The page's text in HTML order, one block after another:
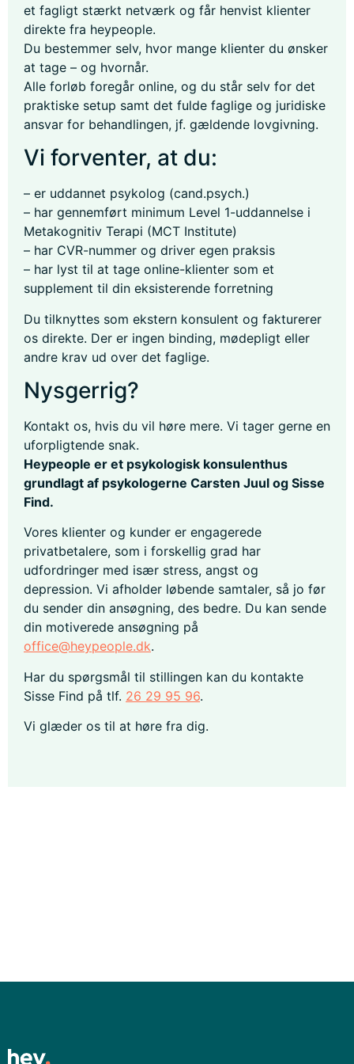
et fagligt stærkt netværk og får henvist klienter
direkte fra heypeople.
Du bestemmer selv, hvor mange klienter du ønsker
at tage – og hvornår.
Alle forløb foregår online, og du står selv for det
praktiske setup samt det fulde faglige og juridiske
ansvar for behandlingen, jf. gældende lovgivning.
Vi forventer, at du:
– er uddannet psykolog (cand.psych.)
– har gennemført minimum Level 1-uddannelse i
Metakognitiv Terapi (MCT Institute)
– har CVR-nummer og driver egen praksis
– har lyst til at tage online-klienter som et
supplement til din eksisterende forretning
Du tilknyttes som ekstern konsulent og fakturerer
os direkte. Der er ingen binding, mødepligt eller
andre krav ud over det faglige.
Nysgerrig?
Kontakt os, hvis du vil høre mere. Vi tager gerne en
uforpligtende snak.
Heypeople er et psykologisk konsulenthus
grundlagt af psykologerne Carsten Juul og Sisse
Find.
Vores klienter og kunder er engagerede
privatbetalere, som i forskellig grad har
udfordringer med især stress, angst og
depression. Vi afholder løbende samtaler, så jo før
du sender din ansøgning, des bedre. Du kan sende
din motiverede ansøgning på
office@heypeople.dk.
Har du spørgsmål til stillingen kan du kontakte
Sisse Find på tlf. 26 29 95 96.
Vi glæder os til at høre fra dig.